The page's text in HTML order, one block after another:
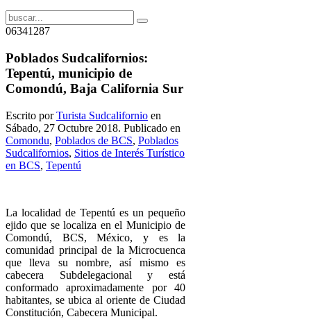
06341287
Poblados Sudcalifornios:
Tepentú, municipio de
Comondú, Baja California Sur
Escrito porTurista Sudcalifornio en
Sábado, 27 Octubre 2018. Publicado en
Comondu, Poblados de BCS, Poblados
Sudcalifornios, Sitios de Interés Turístico
en BCS, Tepentú
La localidad de Tepentú es un pequeño
ejido que se localiza en el Municipio de
Comondú, BCS, México, y es la
comunidad principal de la Microcuenca
que lleva su nombre, así mismo es
cabecera Subdelegacional y está
conformado aproximadamente por 40
habitantes, se ubica al oriente de Ciudad
Constitución, Cabecera Municipal.